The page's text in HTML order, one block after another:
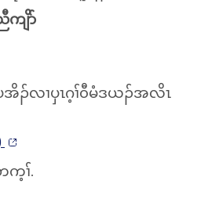
ကျိာ်
ၣ်လၢပှၤဂ့ၢ်၀ီမံဒယၣ်အလိၤ
က့ၢ်.